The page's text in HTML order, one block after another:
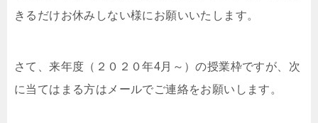
きるだけお休みしない様にお願いいたします。
さて、来年度（２０２０年4月～）の授業枠ですが、次
に当てはまる方はメールでご連絡をお願いします。